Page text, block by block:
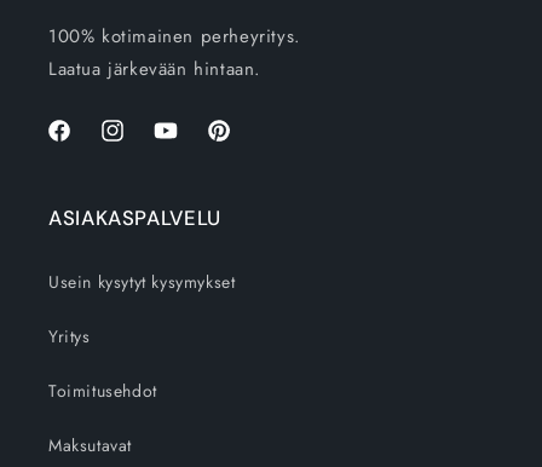
100% kotimainen perheyritys.
Laatua järkevään hintaan.
FacebookInstagramYouTubePinterest
ASIAKASPALVELU
Usein kysytyt kysymykset
Yritys
Toimitusehdot
Maksutavat